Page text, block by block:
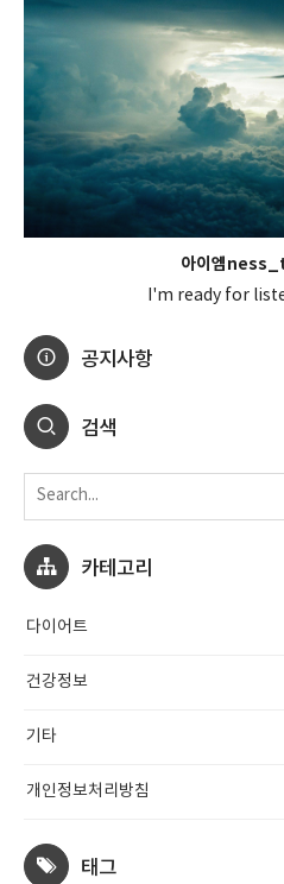
아이엠
I'm ready for
공지사항
검색
카테고리
다이어트
건강정보
기타
개인정보처리방침
태그